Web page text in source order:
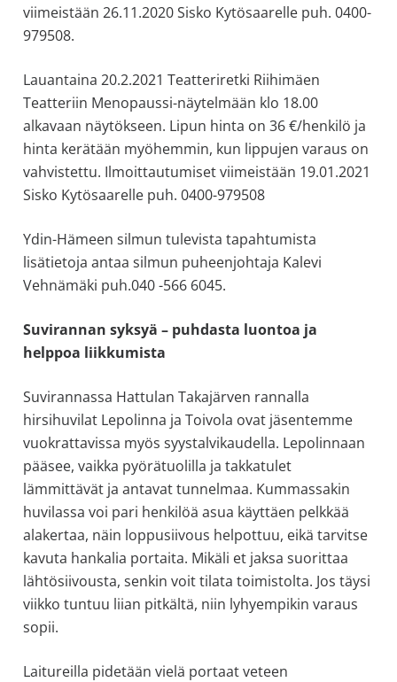
viimeistään 26.11.2020 Sisko Kytösaarelle puh. 0400-
979508.
Lauantaina 20.2.2021 Teatteriretki Riihimäen
Teatteriin Menopaussi-näytelmään klo 18.00
alkavaan näytökseen. Lipun hinta on 36 €/henkilö ja
hinta kerätään myöhemmin, kun lippujen varaus on
vahvistettu. Ilmoittautumiset viimeistään 19.01.2021
Sisko Kytösaarelle puh. 0400-979508
Ydin-Hämeen silmun tulevista tapahtumista
lisätietoja antaa silmun puheenjohtaja Kalevi
Vehnämäki puh.040 -566 6045.
Suvirannan syksyä – puhdasta luontoa ja
helppoa liikkumista
Suvirannassa Hattulan Takajärven rannalla
hirsihuvilat Lepolinna ja Toivola ovat jäsentemme
vuokrattavissa myös syystalvikaudella. Lepolinnaan
pääsee, vaikka pyörätuolilla ja takkatulet
lämmittävät ja antavat tunnelmaa. Kummassakin
huvilassa voi pari henkilöä asua käyttäen pelkkää
alakertaa, näin loppusiivous helpottuu, eikä tarvitse
kavuta hankalia portaita. Mikäli et jaksa suorittaa
lähtösiivousta, senkin voit tilata toimistolta. Jos täysi
viikko tuntuu liian pitkältä, niin lyhyempikin varaus
sopii.
Laitureilla pidetään vielä portaat veteen